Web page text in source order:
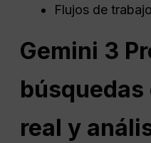
Flujos de
Gemini 3
búsquedas
real y